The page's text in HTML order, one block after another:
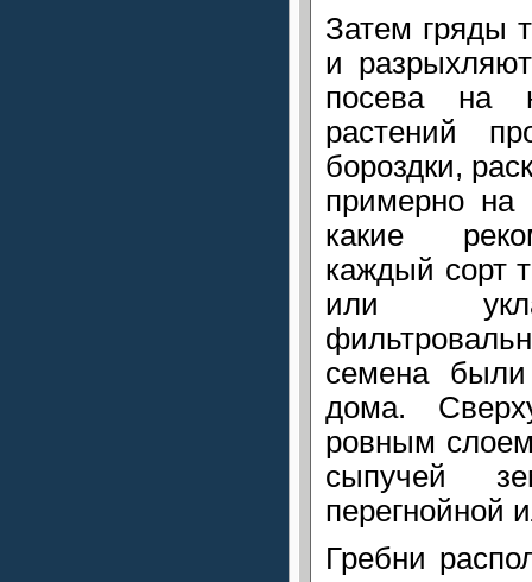
Затем гряды
и
посева на
растений
бороздки,
примерно на
какие
каждый сорт
или
семена
дома.
ровным
сыпучей
перегнойной
Гребни